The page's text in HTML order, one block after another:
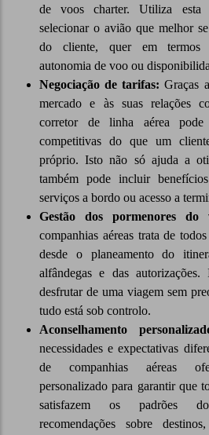
de voos charter. Utiliza esta
selecionar o avião que melhor
do cliente, quer em termos
autonomia de voo ou
Negociação de tarifas: Graças
mercado e às suas relações
corretor de linha aérea pode
competitivas do que um
próprio. Isto não só ajuda a
também pode incluir
serviços a bordo ou acesso a
Gestão dos pormenores do
companhias aéreas trata de
desde o planeamento do
alfândegas e das
desfrutar de uma viagem sem
tudo está sob controlo.
Aconselhamento
necessidades e expectativas
de companhias aéreas
personalizado para garantir que
satisfazem os padrões
recomendações sobre